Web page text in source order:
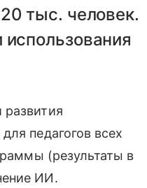
тыс. человек.
педагогов всех
(результаты в
ИИ.